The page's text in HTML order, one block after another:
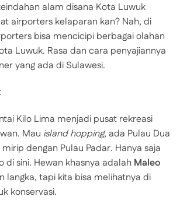
alam disana Kota Luwuk
airporters kelaparan kan? Nah, di
bisa mencicipi berbagai olahan
Luwuk. Rasa dan cara penyajiannya
yang ada di Sulawesi.
Kilo Lima menjadi pusat rekreasi
Mau island hopping, ada Pulau Dua
dengan Pulau Padar. Hanya saja
di sini. Hewan khasnya adalah Maleo
langka, tapi kita bisa melihatnya di
konservasi.